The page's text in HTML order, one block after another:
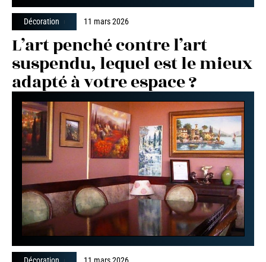
Décoration 11 mars 2026
L’art penché contre l’art
suspendu, lequel est le mieux
adapté à votre espace ?